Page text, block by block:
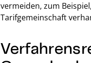
vermeiden, zum
Tarifgemeinschaft